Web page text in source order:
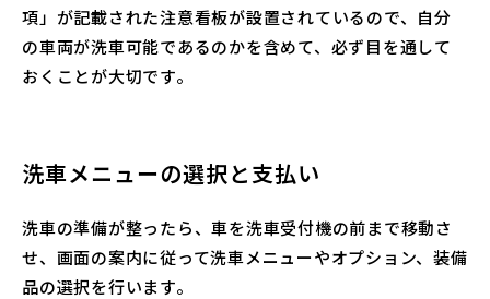
項」が記載された注意看板が設置されているので、自分
の車両が洗車可能であるのかを含めて、必ず目を通して
おくことが大切です。
洗車メニューの選択と支払い
洗車の準備が整ったら、車を洗車受付機の前まで移動さ
せ、画面の案内に従って洗車メニューやオプション、装備
品の選択を行います。